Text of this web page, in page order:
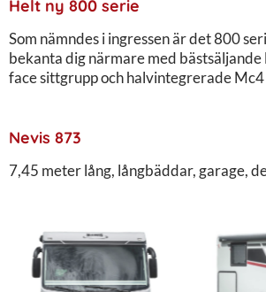
Helt ny 800 serie
Som nämndes i ingressen är det 800
bekanta dig närmare med
face sittgrupp och halvintegrerade
Nevis 873
7,45 meter lång, långbäddar, garage,